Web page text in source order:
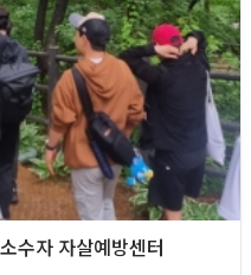
수자 자살예방센터